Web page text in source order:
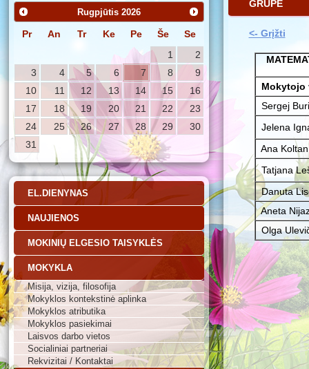
Rugpjūtis 2026
Pr An Tr Ke Pe Še
Se
1
2
3
4 5 6 7 8
9
10
11 12 13 14 15
16
17
18 19 20 21 22
23
24
25 26 27 28 29
30
31
EL.DIENYNAS
NAUJIENOS
MOKINIŲ ELGESIO TAISYKLĖS
MOKYKLA
Misija, vizija, filosofija
Mokyklos kontekstinė aplinka
Mokyklos atributika
Mokyklos pasiekimai
Laisvos darbo vietos
Socialiniai partneriai
Rekvizitai / Kontaktai
GRUPĖ
<- Grįžti
Mokytojo
Sergej
Jelena
Ana Koltan
Tatjana
Danuta
Aneta
Olga